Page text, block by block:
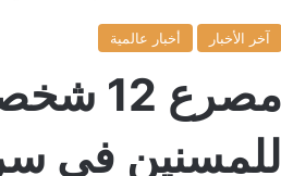
آخر الأخبار أخبار عالمية
مصرع
للمسنين في